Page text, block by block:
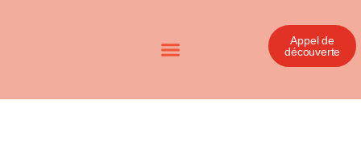
Appel de
découverte